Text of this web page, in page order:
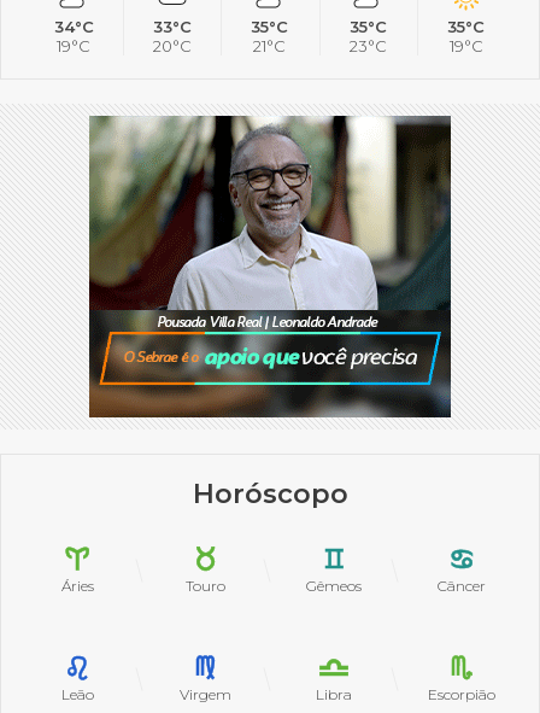
34°C
19°C
33°C
20°C
35°C
21°C
35°C
23°C
35°C
19°C
Horóscopo
Áries Touro Gêmeos Câncer
Leão Virgem Libra Escorpião